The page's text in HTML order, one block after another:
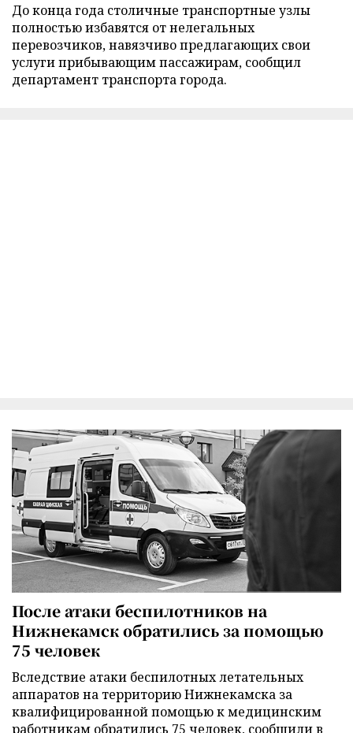
До конца года столичные транспортные узлы
полностью избавятся от нелегальных
перевозчиков, навязчиво предлагающих свои
услуги прибывающим пассажирам, сообщил
департамент транспорта города.
После атаки беспилотников на
Нижнекамск обратились за помощью
75 человек
Вследствие атаки беспилотных летательных
аппаратов на территорию Нижнекамска за
квалифицированной помощью к медицинским
работникам обратились 75 человек, сообщили в